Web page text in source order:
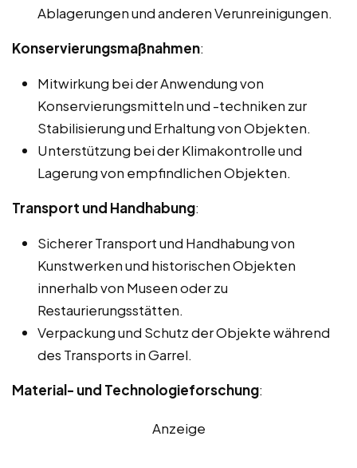
Ablagerungen und anderen Verunreinigungen.
Konservierungsmaßnahmen:
Mitwirkung bei der Anwendung von
Konservierungsmitteln und -techniken zur
Stabilisierung und Erhaltung von Objekten.
Unterstützung bei der Klimakontrolle und
Lagerung von empfindlichen Objekten.
Transport und Handhabung:
Sicherer Transport und Handhabung von
Kunstwerken und historischen Objekten
innerhalb von Museen oder zu
Restaurierungsstätten.
Verpackung und Schutz der Objekte während
des Transports in Garrel.
Material- und Technologieforschung:
Anzeige